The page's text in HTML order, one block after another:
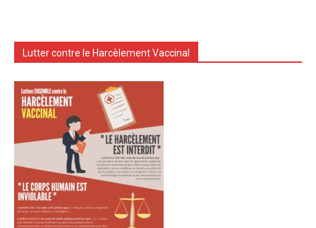
Lutter contre le Harcèlement Vaccinal